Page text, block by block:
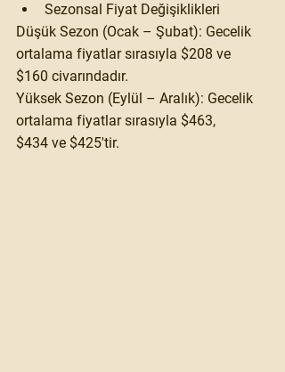
Sezonsal Fiyat Değişiklikleri
Düşük Sezon (Ocak – Şubat): Gecelik
ortalama fiyatlar sırasıyla $208 ve
$160 civarındadır.
Yüksek Sezon (Eylül – Aralık): Gecelik
ortalama fiyatlar sırasıyla $463,
$434 ve $425'tir.